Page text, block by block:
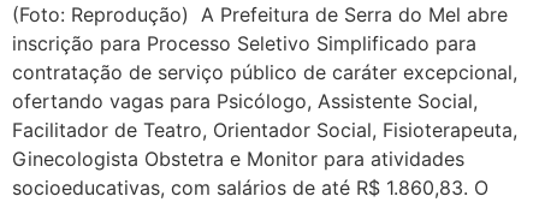
(Foto: Reprodução) A Prefeitura de Serra do Mel abre
inscrição para Processo Seletivo Simplificado para
contratação de serviço público de caráter excepcional,
ofertando vagas para Psicólogo, Assistente Social,
Facilitador de Teatro, Orientador Social, Fisioterapeuta,
Ginecologista Obstetra e Monitor para atividades
socioeducativas, com salários de até R$ 1.860,83. O